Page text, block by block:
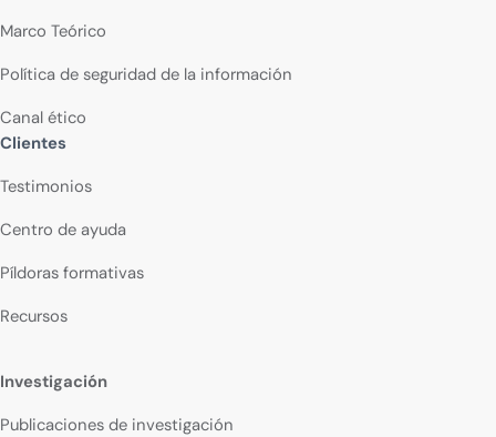
Marco Teórico
Política de seguridad de la información
Canal ético
Clientes
Testimonios
Centro de ayuda
Píldoras formativas
Recursos
Investigación
Publicaciones de investigación